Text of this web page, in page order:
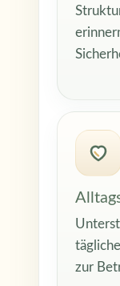
zur